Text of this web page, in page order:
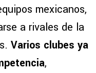
mexicanos,
a rivales de la
Varios clubes ya
,